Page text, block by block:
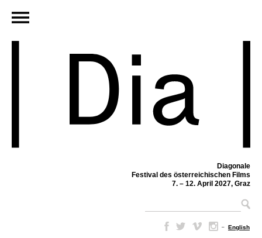
Diagonale
Festival des österreichischen Films
7. – 12. April 2027, Graz
– English